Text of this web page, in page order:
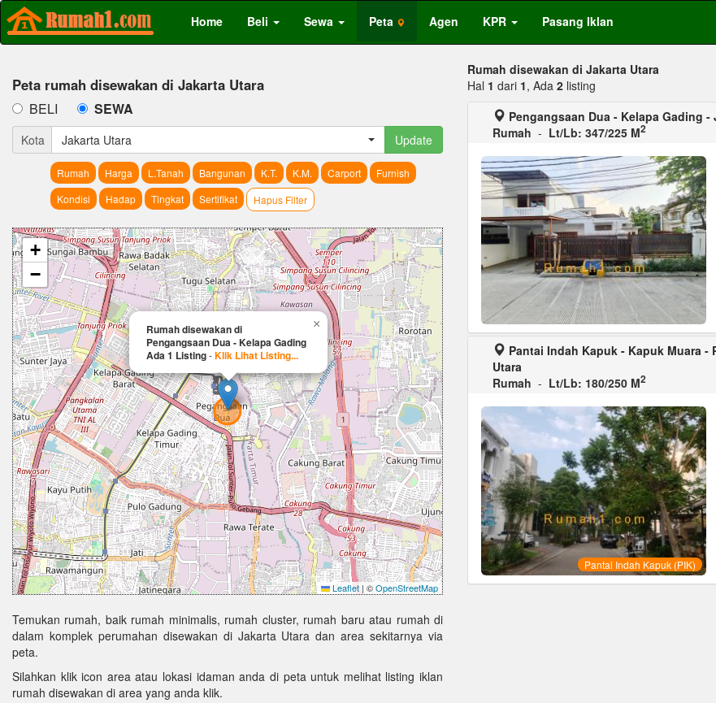
Home Beli Sewa Peta Agen KPR Pasang Iklan
Peta rumah disewakan di Jakarta Utara
BELI SEWA
Kota Jakarta Utara Update
Rumah Harga L.Tanah Bangunan K.T. K.M. Carport
Furnish
Kondisi
Hadap Tingkat Sertifikat Hapus Filter
Rumah disewakan di
Pengangsaan Dua - Kelapa Gading
Ada 1 Listing-Klik Lihat Listing...
×
+
−
Leaflet | ©OpenStreetMap
Temukan rumah, baik rumah minimalis, rumah cluster, rumah baru atau rumah di
dalam komplek perumahan disewakan di Jakarta Utara dan area sekitarnya via
peta.
Silahkan klik icon area atau lokasi idaman anda di peta untuk melihat listing iklan
rumah disewakan di area yang anda klik.
Rumah disewakan di Jakarta Utara
Hal 1 dari 1, Ada 2 listing
Pengangsaan Dua - Kelapa Gading -
Rumah - Lt/Lb: 347/225 M2
Pantai Indah Kapuk - Kapuk Muara -
Utara
Rumah - Lt/Lb: 180/250 M2
Pantai Indah Kapuk (PIK)